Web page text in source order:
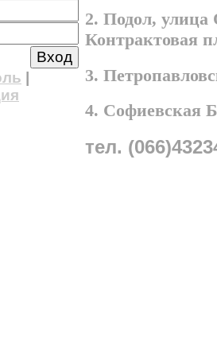
2. Подол,
Контрактовая
3.
4. Софиевская
тел.